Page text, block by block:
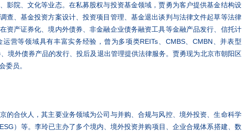
影院、文化等业态。在私募股权与投资基金领域，贾勇为客户提供基金结构设
查、基金投资方案设计、投资项目管理、基金退出谈判与法律文件起草等法律
资产证券化、境内外债券、非金融企业债务融资工具等金融产品发行、信托计
营等领域具有丰富实务经验，曾为多项类REITs、CMBS、CMBN、并表型
境外债券产品的发行、投后及退出管理提供法律服务。贾勇现为北京市朝阳区
委员。
的合伙人，其主要业务领域为公司与并购、合规与风控、境外投资、生命科学
）等。李玲已主办了多个境内、境外投资并购项目、企业合规体系搭建、数